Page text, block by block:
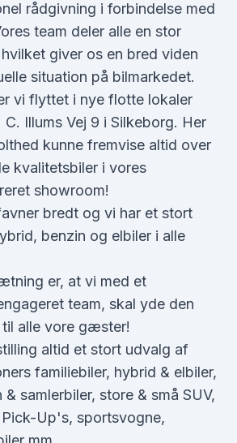
rådgivning i forbindelse med
team deler alle en stor
giver os en bred viden
situation på bilmarkedet.
vi flyttet i nye flotte lokaler
Illums Vej 9 i Silkeborg. Her
kunne fremvise altid over
kvalitetsbiler i vores
showroom!
bredt og vi har et stort
benzin og elbiler i alle
er, at vi med et
team, skal yde den
alle vore gæster!
altid et stort udvalg af
familiebiler, hybrid & elbiler,
samlerbiler, store & små SUV,
Up's, sportsvogne,